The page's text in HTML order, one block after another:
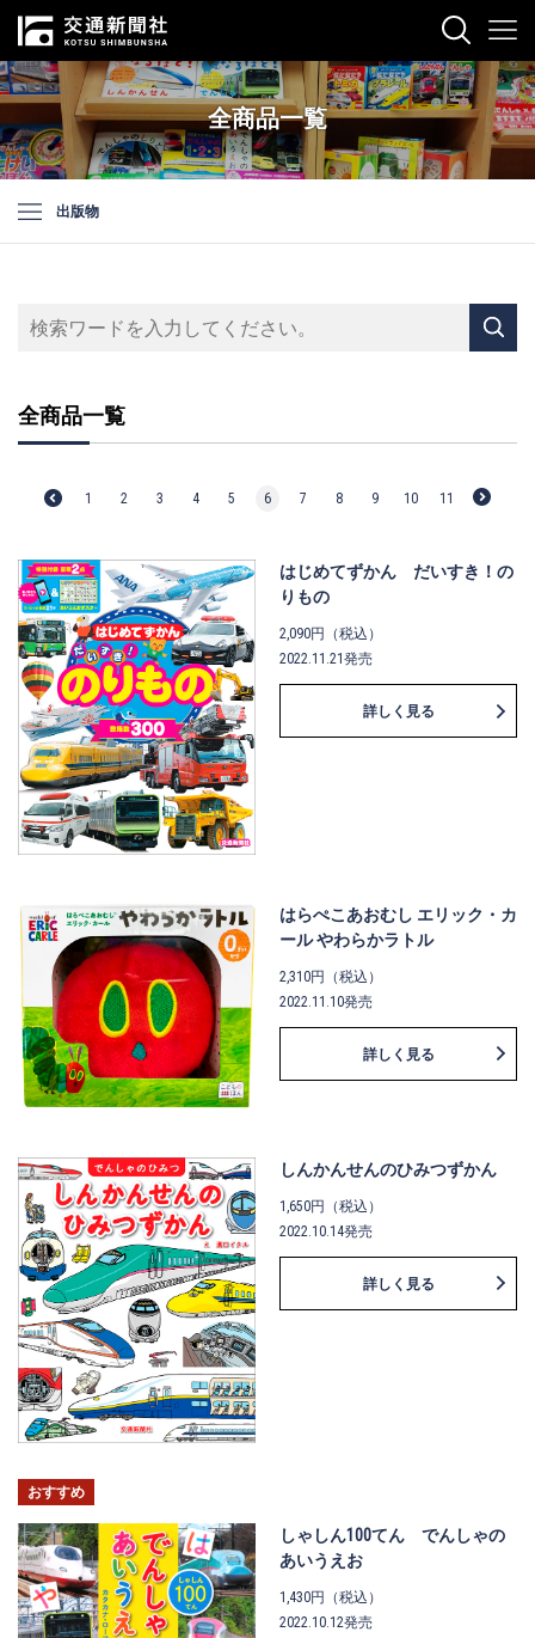
全商品一覧
出版物
全商品一覧
1 2 3 4 5 6 7 8 9 10 11
はじめてずかん だいすき！の
りもの
2,090円（税込）
2022.11.21発売
詳しく見る
はらぺこあおむし エリック・カ
ール やわらかラトル
2,310円（税込）
2022.11.10発売
詳しく見る
しんかんせんのひみつずかん
1,650円（税込）
2022.10.14発売
詳しく見る
おすすめ
しゃしん100てん でんしゃの
あいうえお
1,430円（税込）
2022.10.12発売